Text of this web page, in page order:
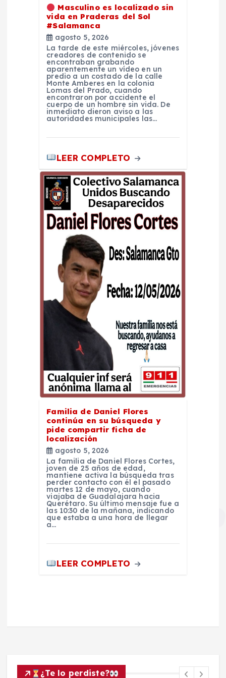
Masculino es localizado sin
vida en Praderas del Sol
#Salamanca
agosto 5, 2026
La tarde de este miércoles, jóvenes
creadores de contenido se
encontraban grabando
aparentemente un vídeo en un
predio a un costado de la calle
Monte Amberes en la colonia
Lomas del Prado, cuando
encontraron por accidente el
cuerpo de un hombre sin vida. De
inmediato dieron aviso a las
autoridades municipales las…
LEER COMPLETO
Familia de Daniel Flores
continúa en su búsqueda y
pide compartir ficha de
localización
agosto 5, 2026
La familia de Daniel Flores Cortes,
joven de 25 años de edad,
mantiene activa la búsqueda tras
perder contacto con él el pasado
martes 12 de mayo, cuando
viajaba de Guadalajara hacia
Querétaro. Su último mensaje fue a
las 10:30 de la mañana, indicando
que estaba a una hora de llegar
a…
LEER COMPLETO
¿Te lo perdiste?